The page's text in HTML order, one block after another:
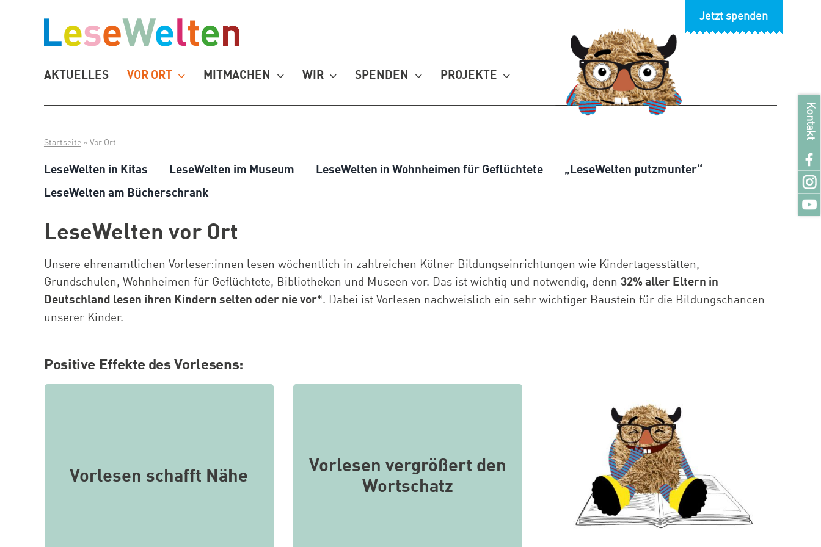
springen
Jetzt spenden
AKTUELLES VOR ORT MITMACHEN WIR SPENDEN PROJEKTE
Startseite» Vor Ort
LeseWelten in Kitas LeseWelten im Museum LeseWelten in Wohnheimen für Geflüchtete
„LeseWelten putzmunter“
LeseWelten am Bücherschrank
LeseWelten vor Ort
Unsere ehrenamtlichen Vorleser:innen lesen wöchentlich in zahlreichen Kölner Bildungseinrichtungen wie Kindertagesstätten,
Grundschulen, Wohnheimen für Geflüchtete, Bibliotheken und Museen vor. Das ist wichtig und notwendig, denn 32% aller Eltern in
Deutschland lesen ihren Kindern selten oder nie vor*. Dabei ist Vorlesen nachweislich ein sehr wichtiger Baustein für die Bildungschancen
unserer Kinder.
Positive Effekte des Vorlesens:
Vorlesen schafft Nähe
Kinder Zeit miteinander, sind sich nah
Vorlesen vergrößert den
Wortschatz
Wörtern. Wenn sie diese Begriffe
häufiger hören, benutzen sie diese bald
Kontakt